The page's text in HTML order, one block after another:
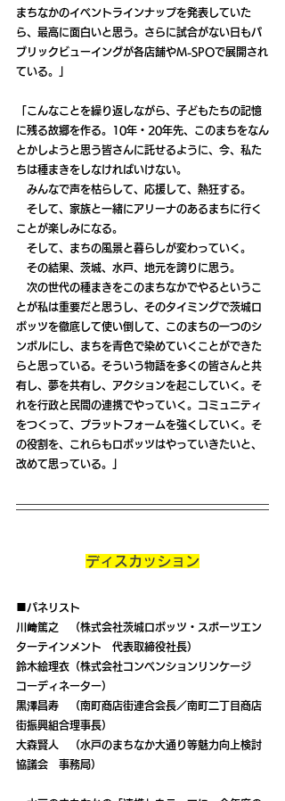
まちなかのイベントラインナップを発表していた
ら、最高に面白いと思う。さらに試合がない日もパ
ブリックビューイングが各店舗やM-SPOで展開され
ている。」
「こんなことを繰り返しながら、子どもたちの記憶
に残る故郷を作る。10年・20年先、このまちをなん
とかしようと思う皆さんに託せるように、今、私た
ちは種まきをしなければいけない。
みんなで声を枯らして、応援して、熱狂する。
そして、家族と一緒にアリーナのあるまちに行く
ことが楽しみになる。
そして、まちの風景と暮らしが変わっていく。
その結果、茨城、水戸、地元を誇りに思う。
次の世代の種まきをこのまちなかでやるというこ
とが私は重要だと思うし、そのタイミングで茨城ロ
ボッツを徹底して使い倒して、このまちの一つのシ
ンボルにし、まちを青色で染めていくことができた
らと思っている。そういう物語を多くの皆さんと共
有し、夢を共有し、アクションを起こしていく。そ
れを行政と民間の連携でやっていく。コミュニティ
をつくって、プラットフォームを強くしていく。そ
の役割を、これらもロボッツはやっていきたいと、
改めて思っている。」
ディスカッション
■パネリスト
川﨑篤之　（株式会社茨城ロボッツ・スポーツエン
ターテインメント　代表取締役社長）
鈴木絵理衣（株式会社コンベンションリンケージ
コーディネーター）
黒澤昌寿　（南町商店街連合会長／南町二丁目商店
街振興組合理事長）
大森賢人　（水戸のまちなか大通り等魅力向上検討
協議会　事務局）